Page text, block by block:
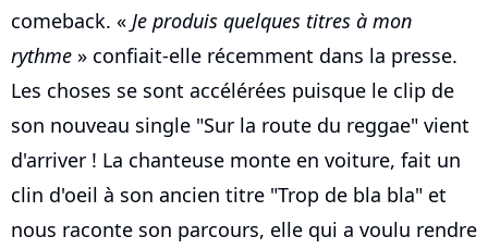
comeback. « Je produis quelques titres à mon
rythme » confiait-elle récemment dans la presse.
Les choses se sont accélérées puisque le clip de
son nouveau single "Sur la route du reggae" vient
d'arriver ! La chanteuse monte en voiture, fait un
clin d'oeil à son ancien titre "Trop de bla bla" et
nous raconte son parcours, elle qui a voulu rendre